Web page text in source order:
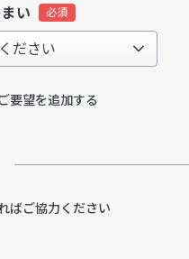
い
要望を追加する
ばご協⼒ください